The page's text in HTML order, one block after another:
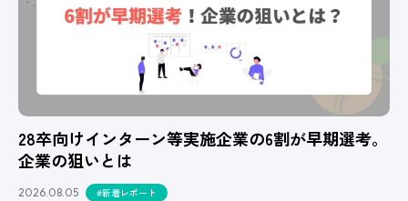
28卒向けインターン等実施企業の6割が早期選考。
企業の狙いとは
2026.08.05 #新着レポート